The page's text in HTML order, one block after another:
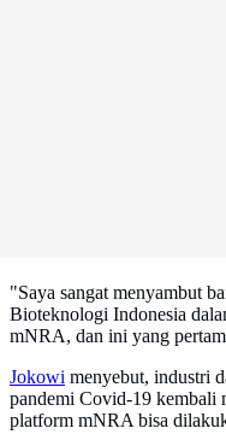
"Saya sangat menyambut
Bioteknologi Indonesia
mNRA, dan ini yang
Jokowi menyebut, industri
pandemi Covid-19 kembali
platform mNRA bisa